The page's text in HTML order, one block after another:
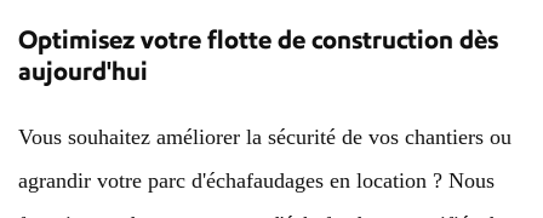
Optimisez votre flotte de construction dès
aujourd'hui
Vous souhaitez améliorer la sécurité de vos chantiers ou
agrandir votre parc d'échafaudages en location ? Nous